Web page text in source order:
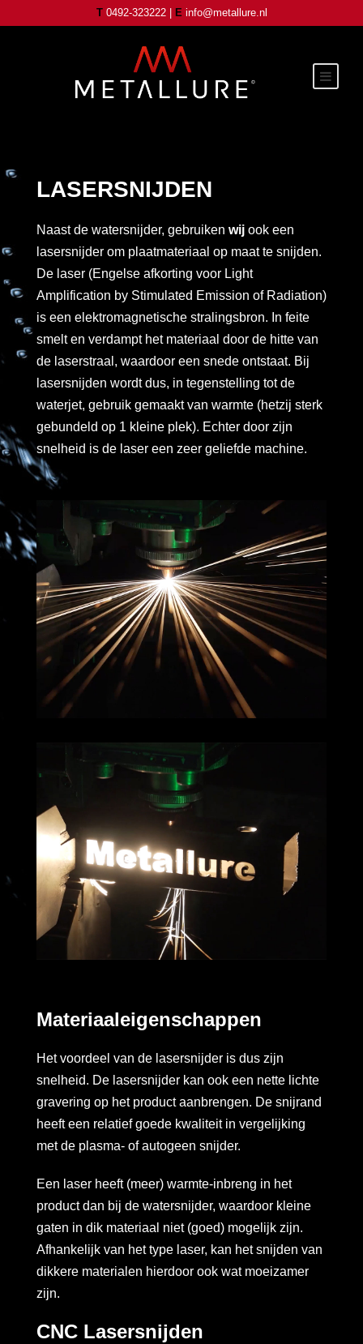
T 0492-323222 | E info@metallure.nl
LASERSNIJDEN
Naast de watersnijder, gebruiken wij ook een
lasersnijder om plaatmateriaal op maat te snijden.
De laser (Engelse afkorting voor Light
Amplification by Stimulated Emission of Radiation)
is een elektromagnetische stralingsbron. In feite
smelt en verdampt het materiaal door de hitte van
de laserstraal, waardoor een snede ontstaat. Bij
lasersnijden wordt dus, in tegenstelling tot de
waterjet, gebruik gemaakt van warmte (hetzij sterk
gebundeld op 1 kleine plek). Echter door zijn
snelheid is de laser een zeer geliefde machine.
Materiaaleigenschappen
Het voordeel van de lasersnijder is dus zijn
snelheid. De lasersnijder kan ook een nette lichte
gravering op het product aanbrengen. De snijrand
heeft een relatief goede kwaliteit in vergelijking
met de plasma- of autogeen snijder.
Een laser heeft (meer) warmte-inbreng in het
product dan bij de watersnijder, waardoor kleine
gaten in dik materiaal niet (goed) mogelijk zijn.
Afhankelijk van het type laser, kan het snijden van
dikkere materialen hierdoor ook wat moeizamer
zijn.
CNC Lasersnijden